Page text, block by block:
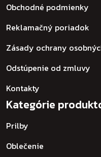
Obchodné podmienky
Reklamačný poriadok
Zásady ochrany
Odstúpenie od zmluvy
Kontakty
Kategórie
Prilby
Oblečenie